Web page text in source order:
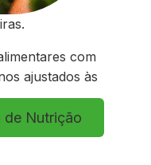
com
ajustados às
de Nutrição